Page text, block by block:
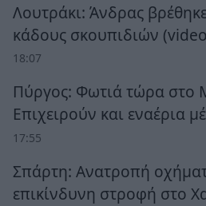
Λουτράκι: Άνδρας
κάδους σκουπιδιών
18:07
Πύργος: Φωτιά τώρα στο
Επιχειρούν και εναέρια
17:55
Σπάρτη: Ανατροπή
επικίνδυνη στροφή στο